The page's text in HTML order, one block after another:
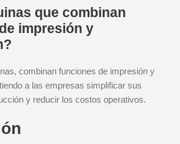
que combinan
impresión y
combinan funciones de impresión y
a las empresas simplificar sus
y reducir los costos operativos.